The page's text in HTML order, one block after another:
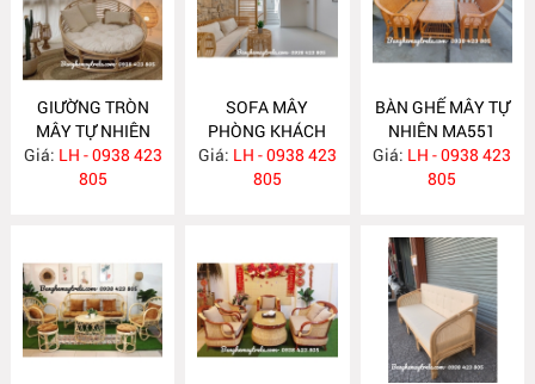
GIƯỜNG TRÒN
MÂY TỰ NHIÊN
MA563
Giá: LH - 0938 423
805
SOFA MÂY
PHÒNG KHÁCH
MA557
Giá: LH - 0938 423
805
BÀN GHẾ MÂY TỰ
NHIÊN MA551
Giá: LH - 0938 423
805